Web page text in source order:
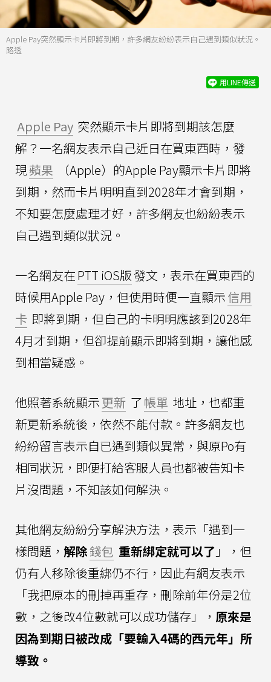
Apple Pay突然顯示卡片即將到期，許多網友紛紛表示自己遇到類似狀況。
路透
用LINE傳送
Apple Pay 突然顯示卡片即將到期該怎麼
解？一名網友表示自己近日在買東西時，發
現蘋果
（Apple）的Apple Pay顯示卡片即將
到期，然而卡片明明直到2028年才會到期，
不知要怎麼處理才好，許多網友也紛紛表示
自己遇到類似狀況。
一名網友在PTT iOS版發文，表示在買東西的
時候用Apple Pay，但使用時便一直顯示信用
卡 即將到期，但自己的卡明明應該到2028年
4月才到期，但卻提前顯示即將到期，讓他感
到相當疑惑。
他照著系統顯示更新 了帳單 地址，也都重
新更新系統後，依然不能付款。許多網友也
紛紛留言表示自已遇到類似異常，與原Po有
相同狀況，即便打給客服人員也都被告知卡
片沒問題，不知該如何解決。
其他網友紛紛分享解決方法，表示「遇到一
樣問題， 解除錢包 重新綁定就可以了 」，但
仍有人移除後重綁仍不行，因此有網友表示
「我把原本的刪掉再重存，刪除前年份是2位
數，之後改4位數就可以成功儲存」， 原來是
因為到期日被改成「要輸入4碼的西元年」所
導致。